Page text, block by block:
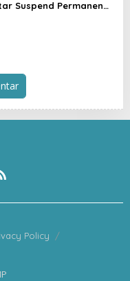
Suspend Permanen
Policy